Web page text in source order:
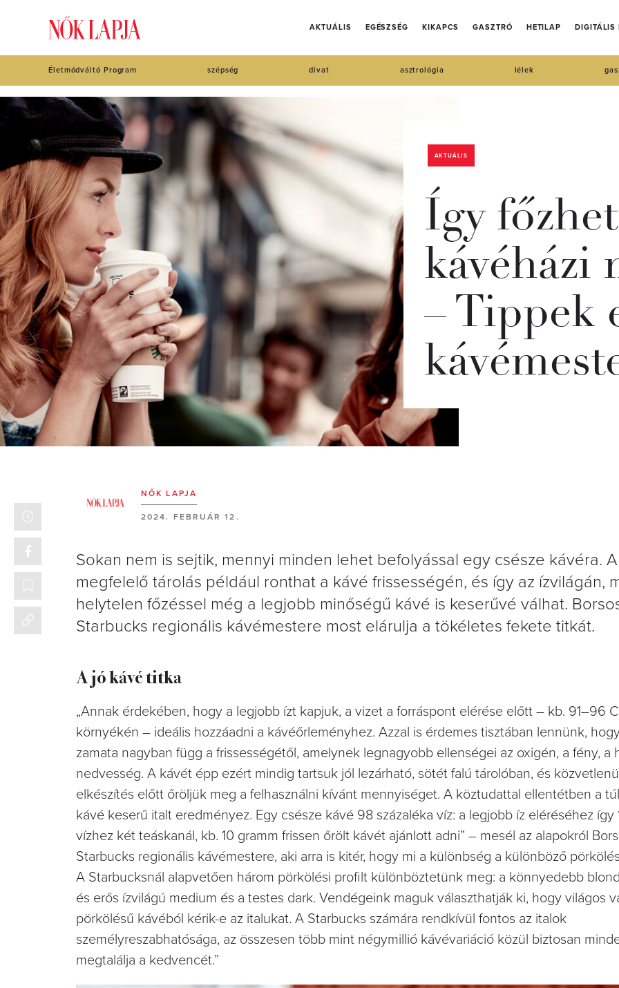
AKTUÁLIS EGÉSZSÉG KIKAPCS GASZTRÓ HETILAP DIGITÁLIS
Életmódváltó Program szépség divat asztrológia lélek
AKTUÁLIS
Így
kávéházi
– Tippek
NŐK LAPJA
2024. FEBRUÁR 12.
Sokan nem is sejtik, mennyi minden lehet befolyással egy csésze kávéra.
megfelelő tárolás például ronthat a kávé frissességén, és így az ízvilágán,
helytelen főzéssel még a legjobb minőségű kávé is keserűvé válhat.
Starbucks regionális kávémestere most elárulja a tökéletes fekete titkát.
A jó kávé titka
„Annak érdekében, hogy a legjobb ízt kapjuk, a vizet a forráspont elérése előtt – kb. 91–96
környékén – ideális hozzáadni a kávéőrleményhez. Azzal is érdemes tisztában lennünk,
zamata nagyban függ a frissességétől, amelynek legnagyobb ellenségei az oxigén, a fény, a
nedvesség. A kávét épp ezért mindig tartsuk jól lezárható, sötét falú tárolóban, és
elkészítés előtt őröljük meg a felhasználni kívánt mennyiséget. A köztudattal ellentétben a
kávé keserű italt eredményez. Egy csésze kávé 98 százaléka víz: a legjobb íz eléréséhez így
vízhez két teáskanál, kb. 10 gramm frissen őrölt kávét ajánlott adni” – mesél az alapokról
Starbucks regionális kávémestere, aki arra is kitér, hogy mi a különbség a különböző
A Starbucksnál alapvetően három pörkölési profilt különböztetünk meg: a könnyedebb
és erős ízvilágú medium és a testes dark. Vendégeink maguk választhatják ki, hogy világos
pörkölésű kávéból kérik-e az italukat. A Starbucks számára rendkívül fontos az italok
személyreszabhatósága, az összesen több mint négymillió kávévariáció közül biztosan
megtalálja a kedvencét.”